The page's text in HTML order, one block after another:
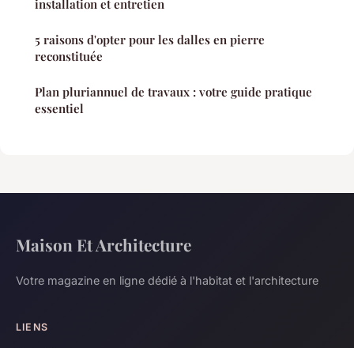
installation et entretien
5 raisons d'opter pour les dalles en pierre
reconstituée
Plan pluriannuel de travaux : votre guide pratique
essentiel
Maison Et Architecture
Votre magazine en ligne dédié à l'habitat et l'architecture
LIENS